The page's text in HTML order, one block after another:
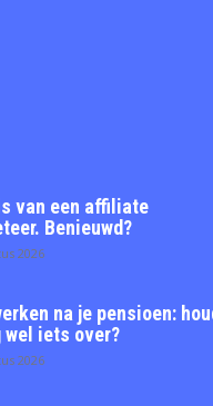
van een affiliate
Benieuwd?
2026
na je pensioen:
wel iets over?
2026